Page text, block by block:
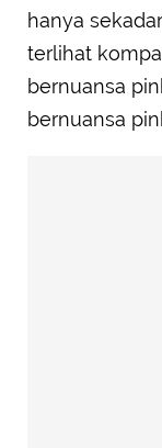
hanya
terlihat
bernuansa
bernuansa